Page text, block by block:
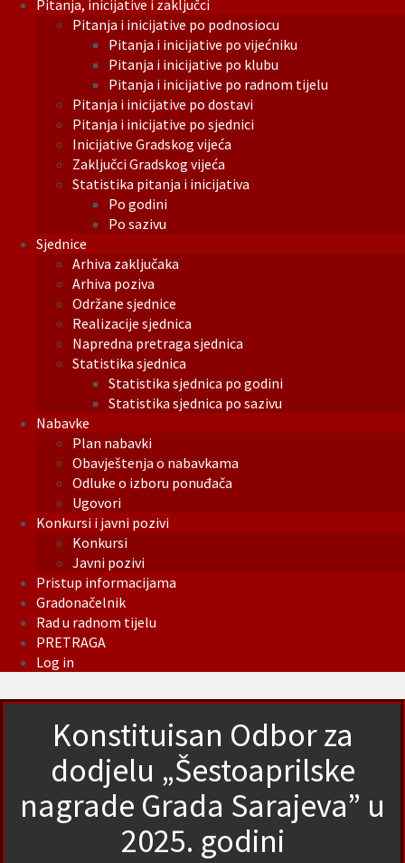
Pitanja, inicijative i zaključci
Pitanja i inicijative po podnosiocu
Pitanja i inicijative po vijećniku
Pitanja i inicijative po klubu
Pitanja i inicijative po radnom tijelu
Pitanja i inicijative po dostavi
Pitanja i inicijative po sjednici
Inicijative Gradskog vijeća
Zaključci Gradskog vijeća
Statistika pitanja i inicijativa
Po godini
Po sazivu
Sjednice
Arhiva zaključaka
Arhiva poziva
Održane sjednice
Realizacije sjednica
Napredna pretraga sjednica
Statistika sjednica
Statistika sjednica po godini
Statistika sjednica po sazivu
Nabavke
Plan nabavki
Obavještenja o nabavkama
Odluke o izboru ponuđača
Ugovori
Konkursi i javni pozivi
Konkursi
Javni pozivi
Pristup informacijama
Gradonačelnik
Rad u radnom tijelu
PRETRAGA
Log in
Konstituisan Odbor za
dodjelu „Šestoaprilske
nagrade Grada Sarajeva” u
2025. godini